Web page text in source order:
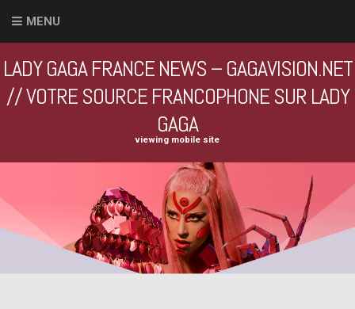
MENU
LADY GAGA FRANCE NEWS – GAGAVISION.NET
// VOTRE SOURCE FRANCOPHONE SUR LADY
GAGA
viewing mobile site